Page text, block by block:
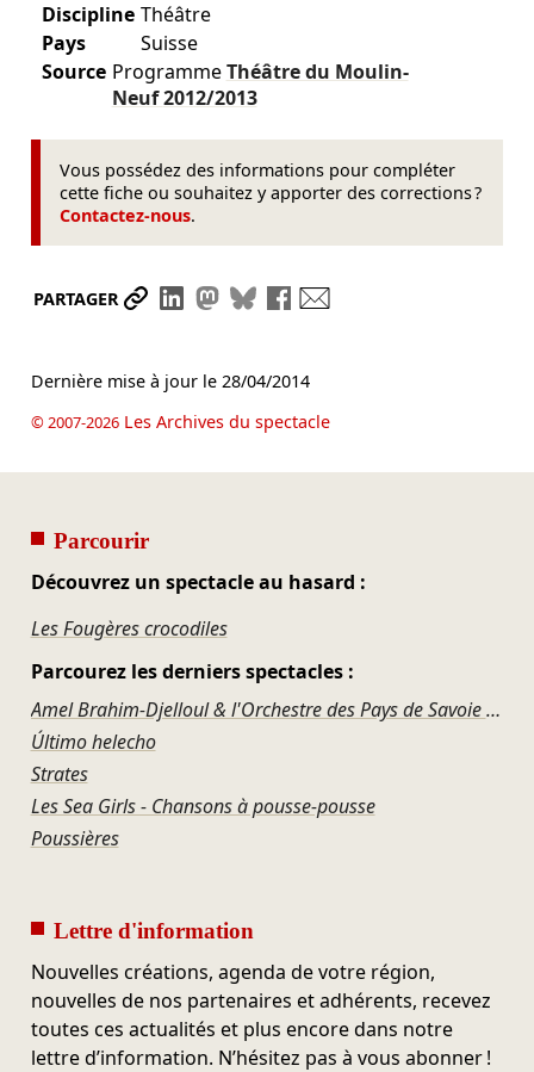
Discipline Théâtre
Pays
Suisse
Source ProgrammeThéâtre du Moulin-
Neuf2012/2013
Vous possédez des informations pour compléter
cette fiche ou souhaitez y apporter des corrections ?
Contactez-nous.
PARTAGER Partager le lien
Partager sur LinkedIn
Partager sur Mastodon
Partager sur Bluesky
Partager sur Facebook
Dernière mise à jour le 28/04/2014
© 2007-2026Les Archives du spectacle
Parcourir
Découvrez un spectacle au hasard :
Les Fougères crocodiles
Parcourez les derniers spectacles :
Amel Brahim-Djelloul & l'Orchestre des Pays de Savoie – Haendel, Britten, Haydn
Último helecho
Strates
Les Sea Girls - Chansons à pousse-pousse
Poussières
Lettre d'information
Nouvelles créations, agenda de votre région,
nouvelles de nos partenaires et adhérents, recevez
toutes ces actualités et plus encore dans notre
lettre d’information. N’hésitez pas à vous abonner !